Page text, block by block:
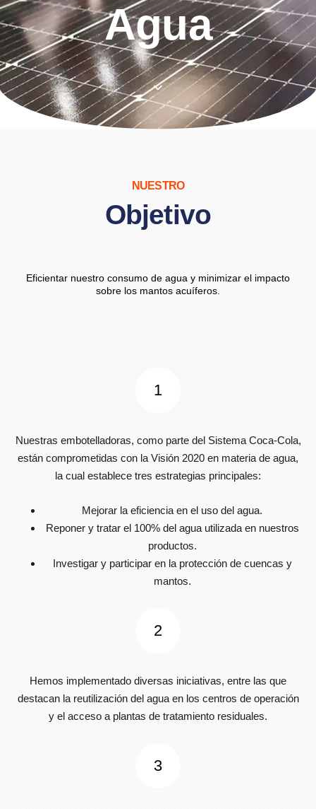
Agua
NUESTRO
Objetivo
Eficientar nuestro consumo de agua y minimizar el impacto
sobre los mantos acuíferos.
Nuestras embotelladoras, como parte del Sistema Coca-Cola,
están comprometidas con la Visión 2020 en materia de agua,
la cual establece tres estrategias principales:
Mejorar la eficiencia en el uso del agua.
Reponer y tratar el 100% del agua utilizada en nuestros
productos.
Investigar y participar en la protección de cuencas y
mantos.
Hemos implementado diversas iniciativas, entre las que
destacan la reutilización del agua en los centros de operación
y el acceso a plantas de tratamiento residuales.